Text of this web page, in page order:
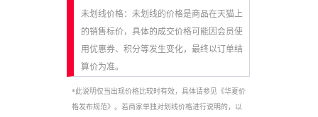
未划线价格：未划线的价格是商品在天猫上
的销售标价，具体的成交价格可能因会员使
用优惠券、积分等发生变化，最终以订单结
算价为准。
*此说明仅当出现价格比较时有效，具体请参见《华夏价
格发布规范》。若商家单独对划线价格进行说明的，以